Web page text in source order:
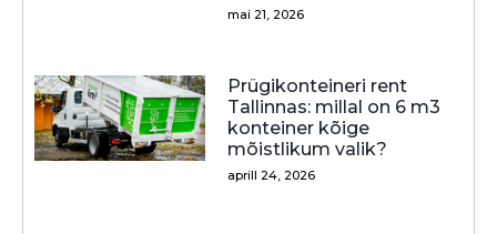
mai 21, 2026
Prügikonteineri rent
Tallinnas: millal on 6 m3
konteiner kõige
mõistlikum valik?
aprill 24, 2026